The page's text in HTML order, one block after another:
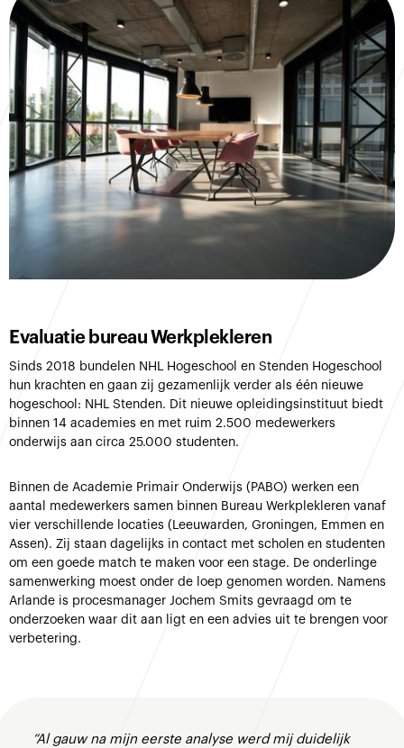
Evaluatie bureau Werkplekleren
Sinds 2018 bundelen NHL Hogeschool en Stenden Hogeschool
hun krachten en gaan zij gezamenlijk verder als één nieuwe
hogeschool: NHL Stenden. Dit nieuwe opleidingsinstituut biedt
binnen 14 academies en met ruim 2.500 medewerkers
onderwijs aan circa 25.000 studenten.
Binnen de Academie Primair Onderwijs (PABO) werken een
aantal medewerkers samen binnen Bureau Werkplekleren vanaf
vier verschillende locaties (Leeuwarden, Groningen, Emmen en
Assen). Zij staan dagelijks in contact met scholen en studenten
om een goede match te maken voor een stage. De onderlinge
samenwerking moest onder de loep genomen worden. Namens
Arlande is procesmanager Jochem Smits gevraagd om te
onderzoeken waar dit aan ligt en een advies uit te brengen voor
verbetering.
“Al gauw na mijn eerste analyse werd mij duidelijk